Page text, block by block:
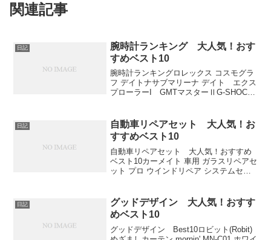
関連記事
日記
腕時計ランキング 大人気！おす
すめベスト10
腕時計ランキングロレックス コスモグラ
フ デイトナサブマリーナ デイト エクス
プローラーI GMTマスターⅡG-SHOCK
トグランドセイコーブラックベイG-
SHOCK...
日記
自動車リペアセット 大人気！お
すすめベスト10
自動車リペアセット 大人気！おすすめ
ベスト10カーメイト 車用 ガラスリペアセ
ット プロ ウインドリペア システムセッ
し 修復工具 バキュームリフタ...
日記
グッドデザイン 大人気！おすす
めベスト10
グッドデザイン Best10ロビット(Robit)